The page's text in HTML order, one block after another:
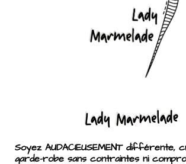
Soyez AUDACIEUSEMENT différente,
garde-robe sans contraintes ni